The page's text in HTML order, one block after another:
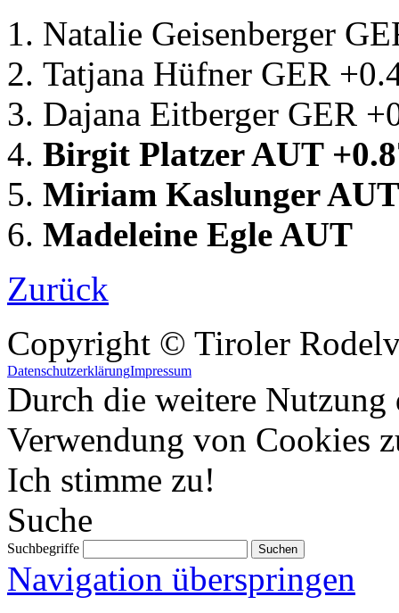
Natalie Geisenberger
Tatjana Hüfner GER
Dajana Eitberger GER
Birgit Platzer AUT
Miriam Kaslunger
Madeleine Egle AUT
Zurück
Copyright © Tiroler
DatenschutzerklärungImpressum
Durch die weitere Nutzung
Verwendung von Cookies
Ich stimme zu!
Suche
Suchbegriffe
Navigation überspringen